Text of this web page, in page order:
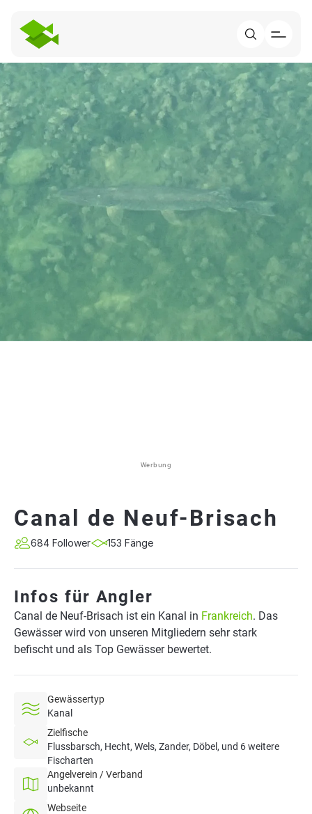
Werbung
Canal de Neuf-Brisach
684 Follower 153 Fänge
Infos für Angler
Canal de Neuf-Brisach ist ein Kanal in Frankreich. Das
Gewässer wird von unseren Mitgliedern sehr stark
befischt und als Top Gewässer bewertet.
Gewässertyp
Kanal
Zielfische
Flussbarsch, Hecht, Wels, Zander, Döbel, und 6 weitere
Fischarten
Angelverein / Verband
unbekannt
Webseite